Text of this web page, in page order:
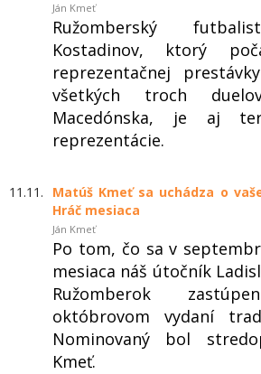
Ján Kmeť
Ružomberský
Kostadinov, ktorý
reprezentačnej
všetkých troch
Macedónska, je aj
reprezentácie.
11.11.
Matúš Kmeť sa uchádza o
Hráč mesiaca
Ján Kmeť
Po tom, čo sa v
mesiaca náš útočník
Ružomberok
októbrovom vydaní
Nominovaný bol
Kmeť.